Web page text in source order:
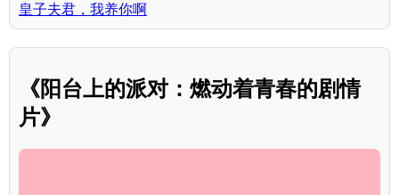
皇子夫君，我养你啊
《阳台上的派对：燃动着青春的剧情
片》